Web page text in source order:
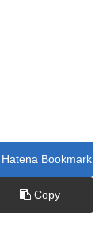
Hatena Bookmark
Copy